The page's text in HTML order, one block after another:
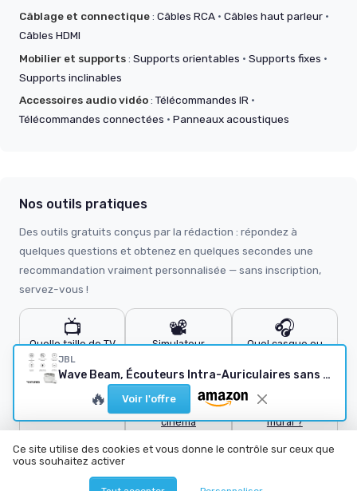
JBL
Wave Beam, Écouteurs Intra-Auriculaires sans Fil, Résistance à l'Eau IP54 et IPX2, Appels Mains Libres et Batterie à Autonomie de 32 heures, en Blanc
🔥 Voir l'offre
Câblage et connectique: Câbles RCA · Câbles haut parleur ·
Câbles HDMI
Mobilier et supports: Supports orientables · Supports fixes ·
Supports inclinables
Accessoires audio vidéo:Télécommandes IR ·
Télécommandes connectées · Panneaux acoustiques
Nos outils pratiques
Des outils gratuits conçus par la rédaction : répondez à
quelques questions et obtenez en quelques secondes une
recommandation vraiment personnalisée — sans inscription,
servez-vous !
📺
Quelle taille de TV
?
📽️
Simulateur
🎧
Quel casque ou
Quel câble HDMI ?
🔊
Calculateur home
cinéma
mural ?
Ce site utilise des cookies et vous donne le contrôle sur ceux que
vous souhaitez activer